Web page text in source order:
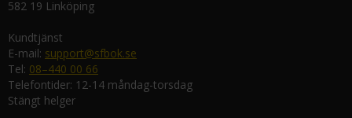
582 19 Linköping
Kundtjänst
E-mail: support@sfbok.se
Tel: 08–440 00 66
Telefontider: 12-14 måndag-torsdag
Stängt helger